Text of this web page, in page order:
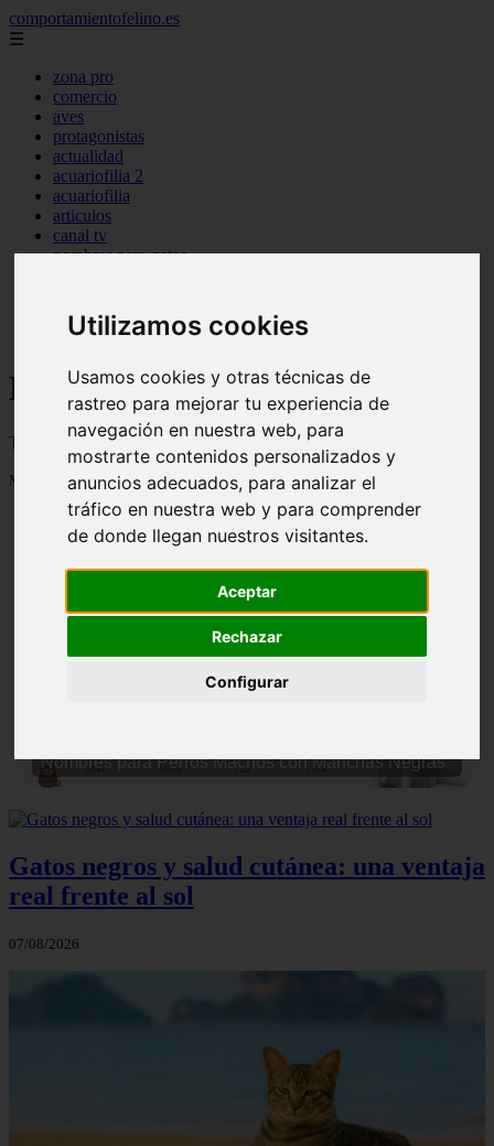
Utilizamos cookies
Usamos cookies y otras técnicas de
rastreo para mejorar tu experiencia de
navegación en nuestra web, para
mostrarte contenidos personalizados y
anuncios adecuados, para analizar el
tráfico en nuestra web y para comprender
de donde llegan nuestros visitantes.
Aceptar
Rechazar
Configurar
comportamientofelino.es
☰
zona pro
comercio
aves
protagonistas
actualidad
acuariofilia 2
acuariofilia
articulos
canal tv
nombres para gatos
uncategorized
zona pro
Blog sobre gatos
Todo sobre gatos, nombres de gatos y razas de gatos
Mostrando 1 - 24 de 2800 artículos
Nombres para Perros Machos con Manchas Negras
Gatos negros y salud cutánea: una ventaja
real frente al sol
07/08/2026